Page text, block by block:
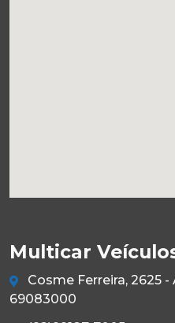
Multicar
Cosme Ferreira, 2625
69083000